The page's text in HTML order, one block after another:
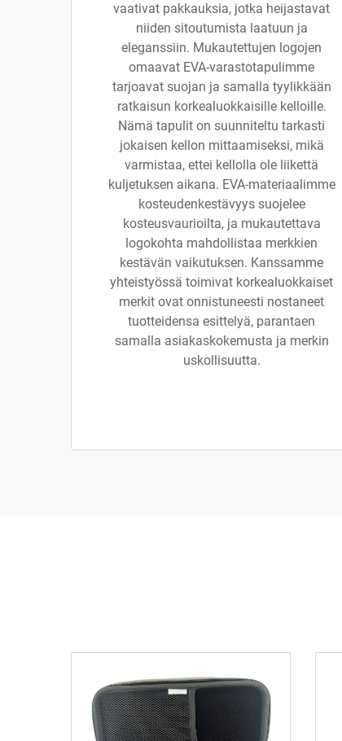
vaativat pakkauksia, jotka heijastavat
niiden sitoutumista laatuun ja
eleganssiin. Mukautettujen logojen
omaavat EVA-varastotapulimme
tarjoavat suojan ja samalla tyylikkään
ratkaisun korkealuokkaisille kelloille.
Nämä tapulit on suunniteltu tarkasti
jokaisen kellon mittaamiseksi, mikä
varmistaa, ettei kellolla ole liikettä
kuljetuksen aikana. EVA-materiaalimme
kosteudenkestävyys suojelee
kosteusvaurioilta, ja mukautettava
logokohta mahdollistaa merkkien
kestävän vaikutuksen. Kanssamme
yhteistyössä toimivat korkealuokkaiset
merkit ovat onnistuneesti nostaneet
tuotteidensa esittelyä, parantaen
samalla asiakaskokemusta ja merkin
uskollisuutta.